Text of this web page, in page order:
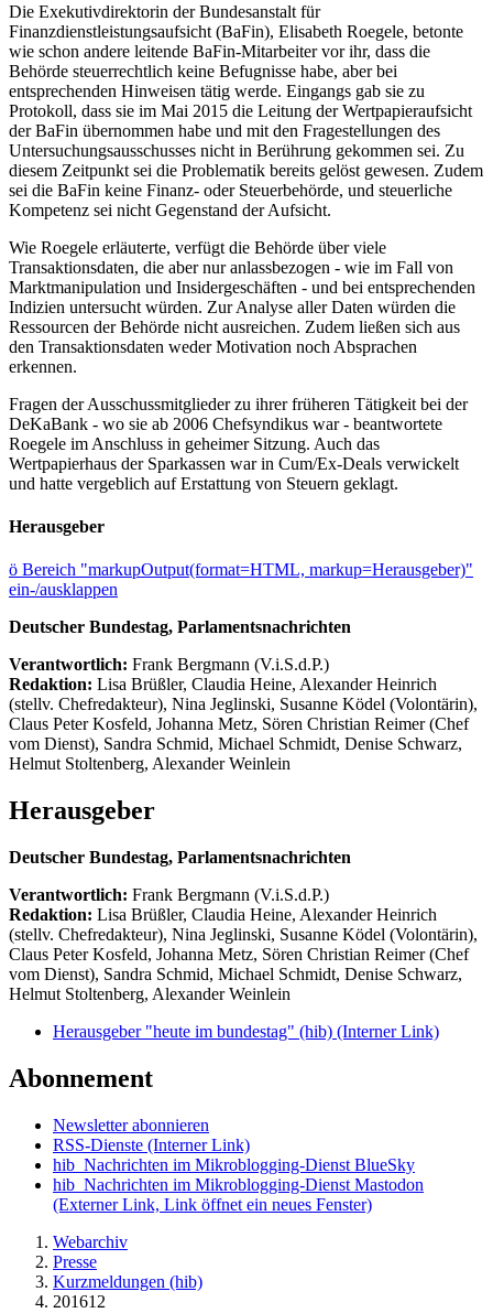
Die Exekutivdirektorin der Bundesanstalt für
Finanzdienstleistungsaufsicht (BaFin), Elisabeth Roegele, betonte
wie schon andere leitende BaFin-Mitarbeiter vor ihr, dass die
Behörde steuerrechtlich keine Befugnisse habe, aber bei
entsprechenden Hinweisen tätig werde. Eingangs gab sie zu
Protokoll, dass sie im Mai 2015 die Leitung der Wertpapieraufsicht
der BaFin übernommen habe und mit den Fragestellungen des
Untersuchungsausschusses nicht in Berührung gekommen sei. Zu
diesem Zeitpunkt sei die Problematik bereits gelöst gewesen. Zudem
sei die BaFin keine Finanz- oder Steuerbehörde, und steuerliche
Kompetenz sei nicht Gegenstand der Aufsicht.
Wie Roegele erläuterte, verfügt die Behörde über viele
Transaktionsdaten, die aber nur anlassbezogen - wie im Fall von
Marktmanipulation und Insidergeschäften - und bei entsprechenden
Indizien untersucht würden. Zur Analyse aller Daten würden die
Ressourcen der Behörde nicht ausreichen. Zudem ließen sich aus
den Transaktionsdaten weder Motivation noch Absprachen
erkennen.
Fragen der Ausschussmitglieder zu ihrer früheren Tätigkeit bei der
DeKaBank - wo sie ab 2006 Chefsyndikus war - beantwortete
Roegele im Anschluss in geheimer Sitzung. Auch das
Wertpapierhaus der Sparkassen war in Cum/Ex-Deals verwickelt
und hatte vergeblich auf Erstattung von Steuern geklagt.
Herausgeber
ö Bereich "markupOutput(format=HTML, markup=Herausgeber)"
ein-/ausklappen
Deutscher Bundestag, Parlamentsnachrichten
Verantwortlich: Frank Bergmann (V.i.S.d.P.)
Redaktion: Lisa Brüßler, Claudia Heine, Alexander Heinrich
(stellv. Chefredakteur), Nina Jeglinski, Susanne Ködel (Volontärin),
Claus Peter Kosfeld, Johanna Metz, Sören Christian Reimer (Chef
vom Dienst), Sandra Schmid, Michael Schmidt, Denise Schwarz,
Helmut Stoltenberg, Alexander Weinlein
Herausgeber
Deutscher Bundestag, Parlamentsnachrichten
Verantwortlich: Frank Bergmann (V.i.S.d.P.)
Redaktion: Lisa Brüßler, Claudia Heine, Alexander Heinrich
(stellv. Chefredakteur), Nina Jeglinski, Susanne Ködel (Volontärin),
Claus Peter Kosfeld, Johanna Metz, Sören Christian Reimer (Chef
vom Dienst), Sandra Schmid, Michael Schmidt, Denise Schwarz,
Helmut Stoltenberg, Alexander Weinlein
Herausgeber "heute im bundestag" (hib) (Interner Link)
Abonnement
Newsletter abonnieren
RSS-Dienste (Interner Link)
hib_Nachrichten im Mikroblogging-Dienst BlueSky
hib_Nachrichten im Mikroblogging-Dienst Mastodon
(Externer Link, Link öffnet ein neues Fenster)
Webarchiv
Presse
Kurzmeldungen (hib)
201612